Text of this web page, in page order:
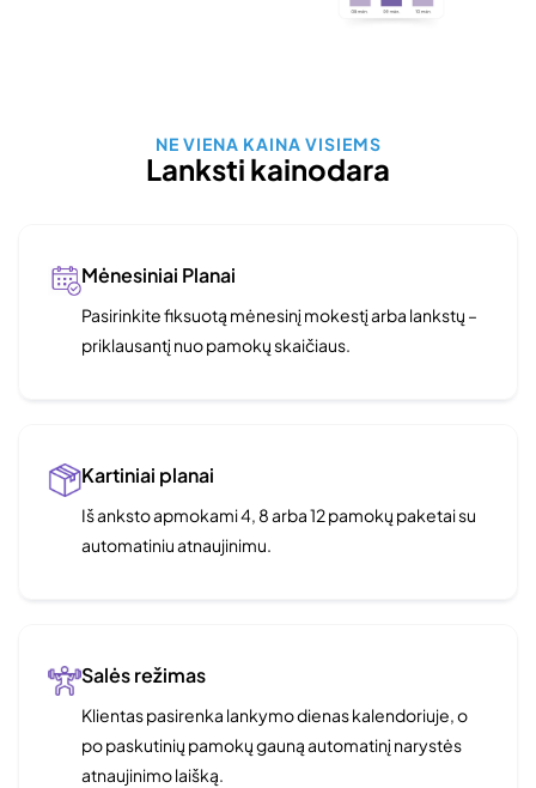
NE VIENA KAINA VISIEMS
Lanksti kainodara
Mėnesiniai Planai
Pasirinkite fiksuotą mėnesinį mokestį arba lankstų –
priklausantį nuo pamokų skaičiaus.
Kartiniai planai
Iš anksto apmokami 4, 8 arba 12 pamokų paketai su
automatiniu atnaujinimu.
Salės režimas
Klientas pasirenka lankymo dienas kalendoriuje, o
po paskutinių pamokų gauną automatinį narystės
atnaujinimo laišką.